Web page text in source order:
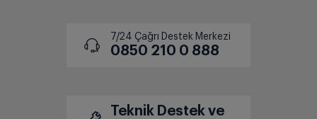
7/24 Çağrı Destek Merkezi
0850 210 0 888
Teknik Destek ve